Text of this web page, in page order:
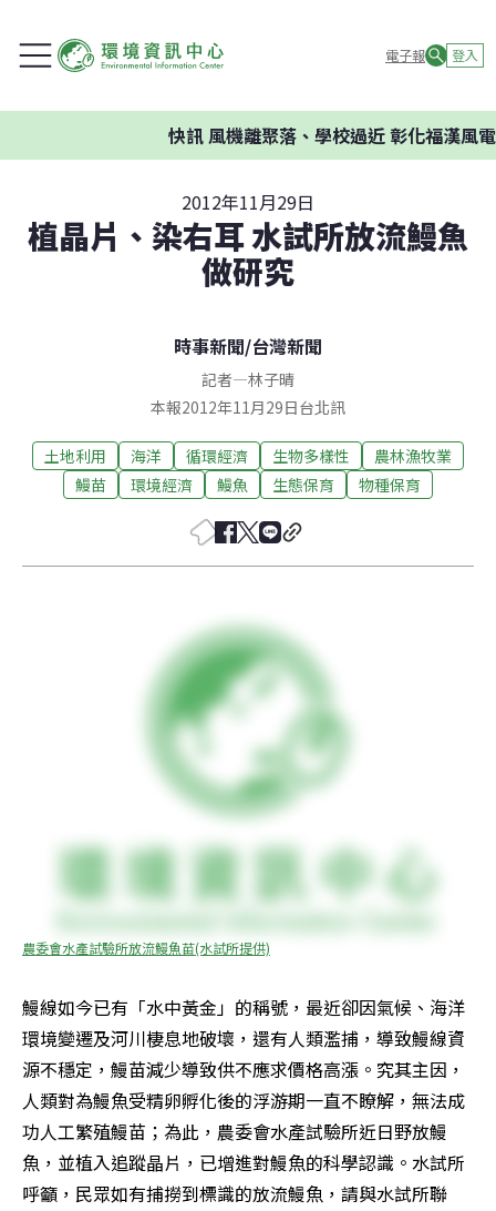
電子報 登入
快訊風機離聚落、學校過近 彰化福漢風電
2012年11月29日
植晶片、染右耳 水試所放流鰻魚
做研究
時事新聞/台灣新聞
記者—林子晴
本報2012年11月29日台北訊
土地利用 海洋 循環經濟 生物多樣性
農林漁牧業
鰻苗
環境經濟 鰻魚 生態保育 物種保育
農委會水產試驗所放流鰻魚苗(水試所提供)
鰻線如今已有「水中黃金」的稱號，最近卻因氣候、海洋
環境變遷及河川棲息地破壞，還有人類濫捕，導致鰻線資
源不穩定，鰻苗減少導致供不應求價格高漲。究其主因，
人類對為鰻魚受精卵孵化後的浮游期一直不瞭解，無法成
功人工繁殖鰻苗；為此，農委會水產試驗所近日野放鰻
魚，並植入追蹤晶片，已增進對鰻魚的科學認識。水試所
呼籲，民眾如有捕撈到標識的放流鰻魚，請與水試所聯